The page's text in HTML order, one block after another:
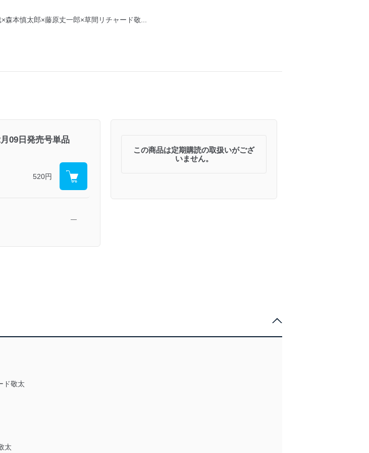
森本慎太郎×藤原丈一郎×草間リチャード敬...
09日発売号単品
520円
―
この商品は定期購読の取扱いがござ
いません。
ド敬太
太